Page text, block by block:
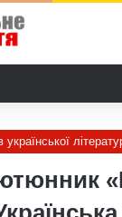
української